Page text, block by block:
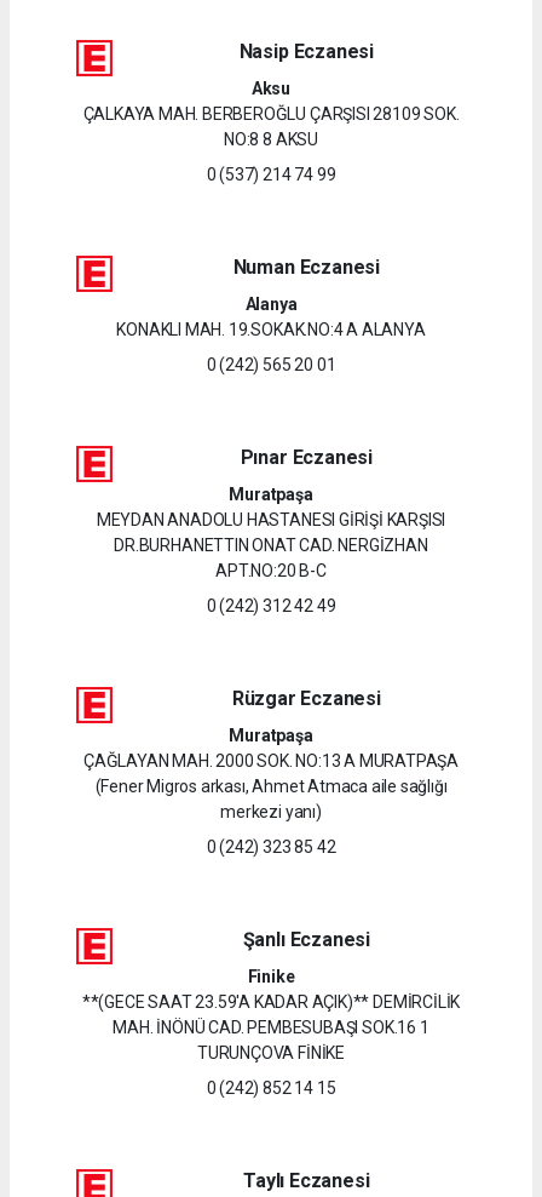
Nasip Eczanesi
Aksu
ÇALKAYA MAH. BERBEROĞLU ÇARŞISI 28109 SOK.
NO:8 8 AKSU
0 (537) 214 74 99
Numan Eczanesi
Alanya
KONAKLI MAH. 19.SOKAK.NO:4 A ALANYA
0 (242) 565 20 01
Pınar Eczanesi
Muratpaşa
MEYDAN ANADOLU HASTANESI GİRİŞİ KARŞISI
DR.BURHANETTIN ONAT CAD. NERGİZHAN
APT.NO:20 B-C
0 (242) 312 42 49
Rüzgar Eczanesi
Muratpaşa
ÇAĞLAYAN MAH. 2000 SOK. NO:13 A MURATPAŞA
(Fener Migros arkası, Ahmet Atmaca aile sağlığı
merkezi yanı)
0 (242) 323 85 42
Şanlı Eczanesi
Finike
**(GECE SAAT 23.59'A KADAR AÇIK)** DEMİRCİLİK
MAH. İNÖNÜ CAD. PEMBESUBAŞI SOK.16 1
TURUNÇOVA FİNİKE
0 (242) 852 14 15
Taylı Eczanesi